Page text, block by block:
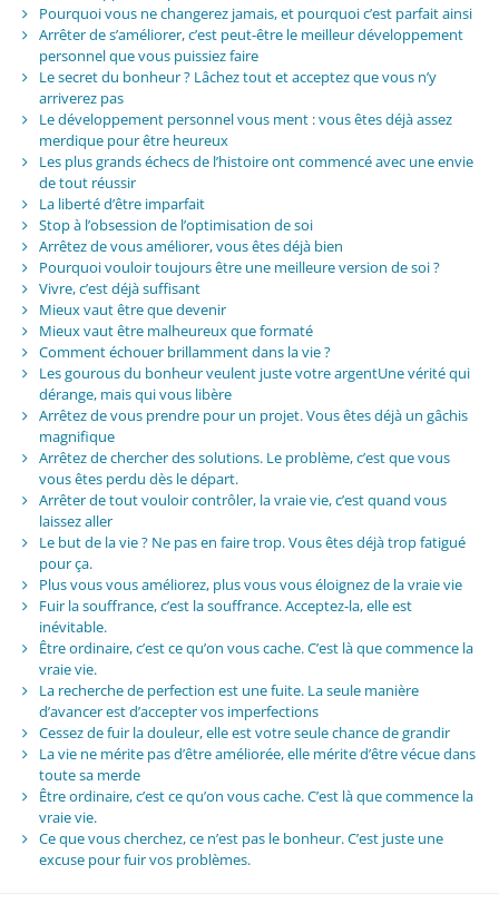
Pourquoi vous ne changerez jamais, et pourquoi c’est parfait ainsi
Arrêter de s’améliorer, c’est peut-être le meilleur développement
personnel que vous puissiez faire
Le secret du bonheur ? Lâchez tout et acceptez que vous n’y
arriverez pas
Le développement personnel vous ment : vous êtes déjà assez
merdique pour être heureux
Les plus grands échecs de l’histoire ont commencé avec une envie
de tout réussir
La liberté d’être imparfait
Stop à l’obsession de l’optimisation de soi
Arrêtez de vous améliorer, vous êtes déjà bien
Pourquoi vouloir toujours être une meilleure version de soi ?
Vivre, c’est déjà suffisant
Mieux vaut être que devenir
Mieux vaut être malheureux que formaté
Comment échouer brillamment dans la vie ?
Les gourous du bonheur veulent juste votre argentUne vérité qui
dérange, mais qui vous libère
Arrêtez de vous prendre pour un projet. Vous êtes déjà un gâchis
magnifique
Arrêtez de chercher des solutions. Le problème, c’est que vous
vous êtes perdu dès le départ.
Arrêter de tout vouloir contrôler, la vraie vie, c’est quand vous
laissez aller
Le but de la vie ? Ne pas en faire trop. Vous êtes déjà trop fatigué
pour ça.
Plus vous vous améliorez, plus vous vous éloignez de la vraie vie
Fuir la souffrance, c’est la souffrance. Acceptez-la, elle est
inévitable.
Être ordinaire, c’est ce qu’on vous cache. C’est là que commence la
vraie vie.
La recherche de perfection est une fuite. La seule manière
d’avancer est d’accepter vos imperfections
Cessez de fuir la douleur, elle est votre seule chance de grandir
La vie ne mérite pas d’être améliorée, elle mérite d’être vécue dans
toute sa merde
Être ordinaire, c’est ce qu’on vous cache. C’est là que commence la
vraie vie.
Ce que vous cherchez, ce n’est pas le bonheur. C’est juste une
excuse pour fuir vos problèmes.